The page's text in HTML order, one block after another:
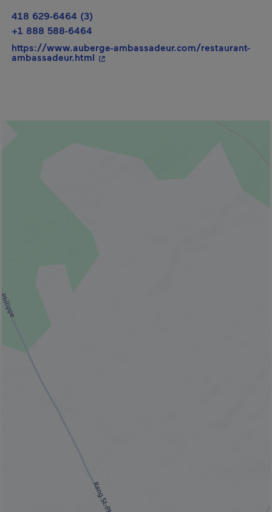
418 629-6464 (3)
+1 888 588-6464
https://www.auberge-ambassadeur.com/restaurant-
ambassadeur.html - Cet hyperlien s'ouvrira dans une